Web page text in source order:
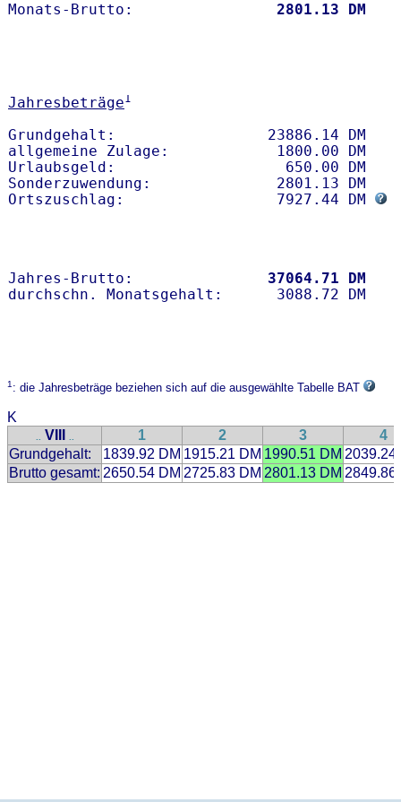
Monats-Brutto: 2801.13 DM
Jahresbeträge1
Grundgehalt:                 23886.14 DM
allgemeine Zulage:            1800.00 DM
Urlaubsgeld:                   650.00 DM
Sonderzuwendung:              2801.13 DM
Ortszuschlag:                 7927.44 DM
Jahres-Brutto: 37064.71 DM
1: die Jahresbeträge beziehen sich auf die ausgewählte Tabelle BAT
K
.. VIII .. 1 2 3
4
Grundgehalt:
1839.92 DM 1915.21 DM 1990.51 DM 2039.24
Brutto gesamt: 2650.54 DM 2725.83 DM 2801.13 DM 2849.86